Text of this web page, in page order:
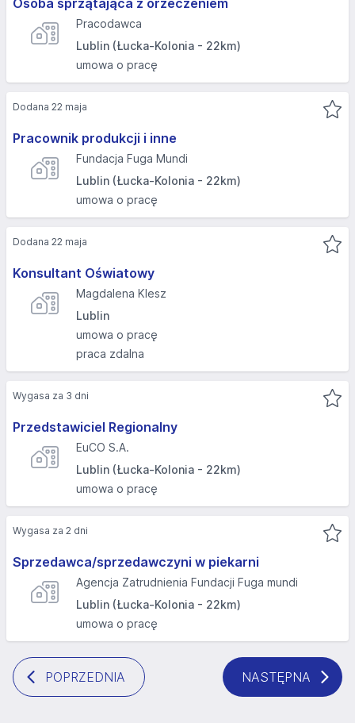
Osoba sprzątająca z orzeczeniem
Pracodawca
Lublin (Łucka-Kolonia - 22km)
umowa o pracę
Pracownik produkcji i inne
Fundacja Fuga Mundi
Lublin (Łucka-Kolonia - 22km)
umowa o pracę
Dodana 22 maja
Konsultant Oświatowy
Magdalena Klesz
Lublin
umowa o pracę
praca zdalna
Dodana 22 maja
Przedstawiciel Regionalny
EuCO S.A.
Lublin (Łucka-Kolonia - 22km)
umowa o pracę
Wygasa za 3 dni
Sprzedawca/sprzedawczyni w piekarni
Agencja Zatrudnienia Fundacji Fuga mundi
Lublin (Łucka-Kolonia - 22km)
umowa o pracę
Wygasa za 2 dni
POPRZEDNIA NASTĘPNA